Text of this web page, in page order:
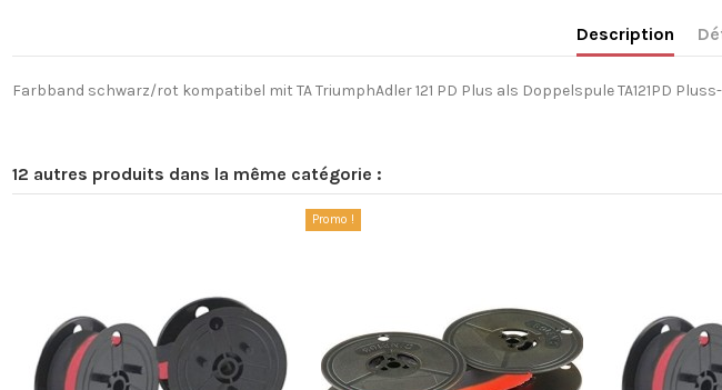
Description
Farbband schwarz/rot kompatibel mit TA TriumphAdler 121 PD Plus als Doppelspule TA121PD
12 autres produits dans la même catégorie :
Promo !